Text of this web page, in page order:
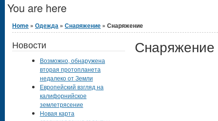
You are here
Home » Одежда » Снаряжение » Снаряжение
Снаряжение
Новости
Возможно, обнаружена
вторая протопланета
недалеко от Земли
Европейский взгляд на
калифорнийское
землетрясение
Новая карта